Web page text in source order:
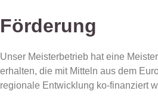
Förderung
Unser Meisterbetrieb hat eine
erhalten, die mit Mitteln aus dem
regionale Entwicklung ko-finanziert